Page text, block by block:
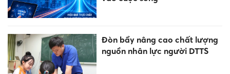
Đòn bẩy nâng cao chất lượng
nguồn nhân lực người DTTS